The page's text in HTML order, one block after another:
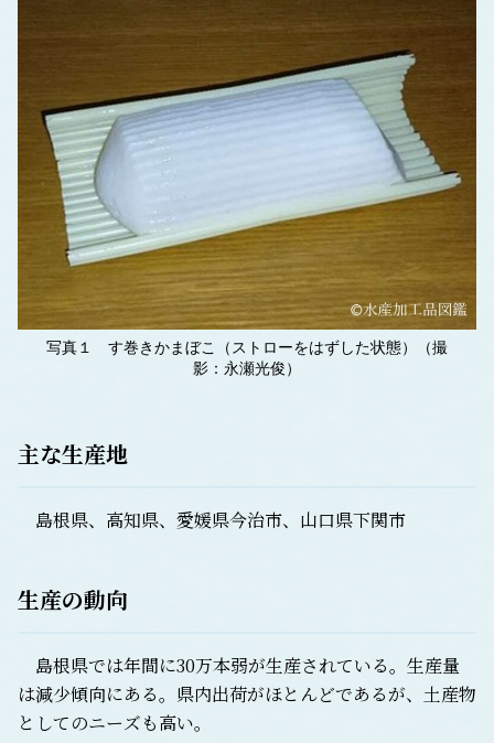
写真１ す巻きかまぼこ（ストローをはずした状態）（撮
影：永瀬光俊）
主な生産地
島根県、高知県、愛媛県今治市、山口県下関市
生産の動向
島根県では年間に30万本弱が生産されている。生産量
は減少傾向にある。県内出荷がほとんどであるが、土産物
としてのニーズも高い。